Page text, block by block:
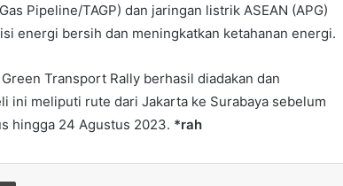
Pipeline/TAGP) dan jaringan listrik ASEAN (APG)
energi bersih dan meningkatkan ketahanan energi.
Transport Rally berhasil diadakan dan
ini meliputi rute dari Jakarta ke Surabaya sebelum
hingga 24 Agustus 2023. *rah